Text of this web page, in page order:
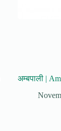
अम्बपाली |